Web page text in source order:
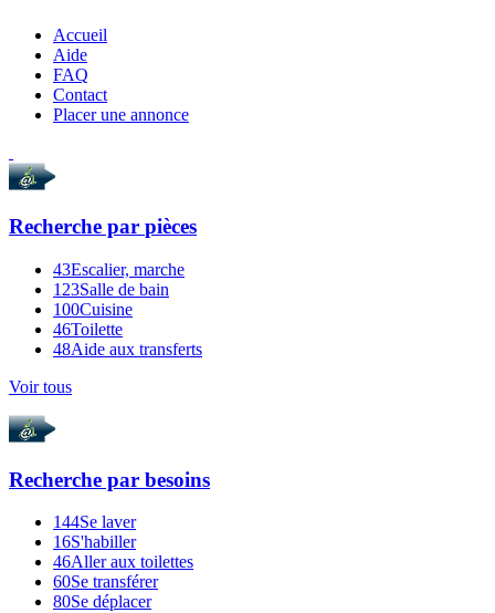
Accueil
Aide
FAQ
Contact
Placer une annonce
Recherche par pièces
43Escalier, marche
123Salle de bain
100Cuisine
46Toilette
48Aide aux transferts
Voir tous
Recherche par besoins
144Se laver
16S'habiller
46Aller aux toilettes
60Se transférer
80Se déplacer